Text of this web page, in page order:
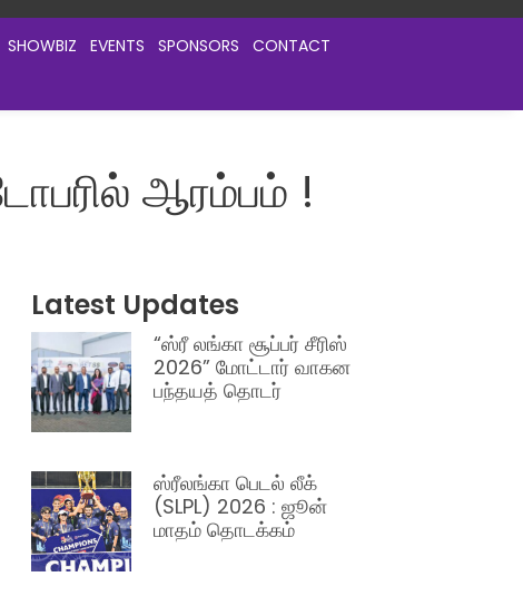
SHOWBIZ EVENTS SPONSORS CONTACT
ஆரம்பம் !
Latest Updates
“ஸ்ரீ லங்கா சூப்பர் சீரிஸ்
2026” மோட்டார் வாகன
பந்தயத் தொடர்
ஸ்ரீலங்கா பெடல் லீக்
(SLPL) 2026 : ஜூன்
மாதம் தொடக்கம்